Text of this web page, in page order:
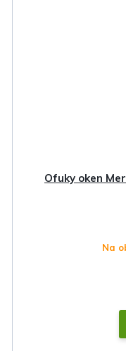
Ofuky oken
Na